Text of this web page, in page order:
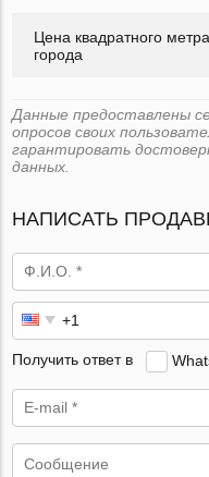
Цена квадратного
города
Данные предоставлены
опросов своих
гарантировать
данных.
НАПИСАТЬ
Получить ответ в